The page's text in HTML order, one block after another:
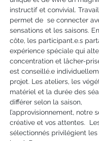
instructif et convivial.
permet de  se connecter
sensations et les saisons.
côte, les participant.e.s
expérience spéciale qui
concentration et lâcher-
est conseillé.e
projet. Les ateliers, les
matériel et la durée des
différer selon la saison,
l’approvisionnement, notre
créative et vos attentes.
sélectionnés privilégient